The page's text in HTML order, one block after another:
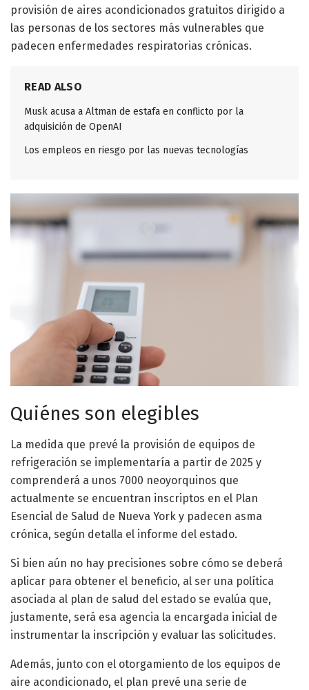
provisión de aires acondicionados gratuitos dirigido a
las personas de los sectores más vulnerables que
padecen enfermedades respiratorias crónicas.
READ ALSO
Musk acusa a Altman de estafa en conflicto por la
adquisición de OpenAI
Los empleos en riesgo por las nuevas tecnologías
Quiénes son elegibles
La medida que prevé la provisión de equipos de
refrigeración se implementaría a partir de 2025 y
comprenderá a unos 7000 neoyorquinos que
actualmente se encuentran inscriptos en el Plan
Esencial de Salud de Nueva York y padecen asma
crónica, según detalla el informe del estado.
Si bien aún no hay precisiones sobre cómo se deberá
aplicar para obtener el beneficio, al ser una política
asociada al plan de salud del estado se evalúa que,
justamente, será esa agencia la encargada inicial de
instrumentar la inscripción y evaluar las solicitudes.
Además, junto con el otorgamiento de los equipos de
aire acondicionado, el plan prevé una serie de